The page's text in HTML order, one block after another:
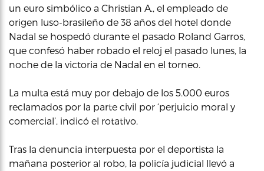
un euro simbólico a Christian A., el empleado de
origen luso-brasileño de 38 años del hotel donde
Nadal se hospedó durante el pasado Roland Garros,
que confesó haber robado el reloj el pasado lunes, la
noche de la victoria de Nadal en el torneo.
La multa está muy por debajo de los 5.000 euros
reclamados por la parte civil por ‘perjuicio moral y
comercial’, indicó el rotativo.
Tras la denuncia interpuesta por el deportista la
mañana posterior al robo, la policía judicial llevó a